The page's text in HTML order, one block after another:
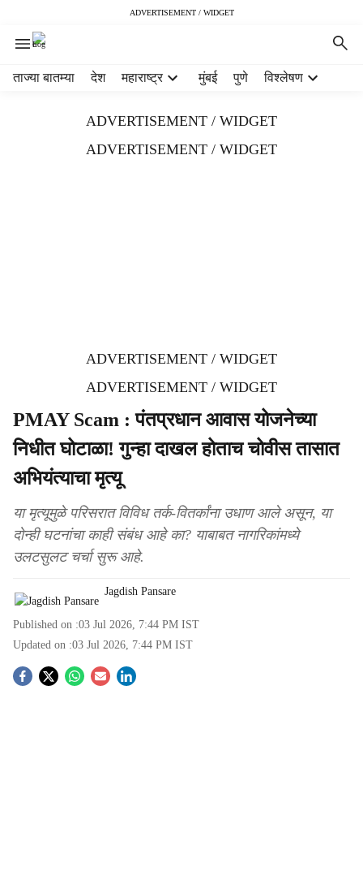
ADVERTISEMENT / WIDGET
ताज्या बातम्या देश महाराष्ट्र मुंबई पुणे विश्लेषण
ADVERTISEMENT / WIDGET
ADVERTISEMENT / WIDGET
ADVERTISEMENT / WIDGET
ADVERTISEMENT / WIDGET
PMAY Scam : पंतप्रधान आवास योजनेच्या
निधीत घोटाळा! गुन्हा दाखल होताच चोवीस तासात
अभियंत्याचा मृत्यू
या मृत्यूमुळे परिसरात विविध तर्क-वितर्कांना उधाण आले असून, या
दोन्ही घटनांचा काही संबंध आहे का? याबाबत नागरिकांमध्ये
उलटसुलट चर्चा सुरू आहे.
Jagdish Pansare
Published on :03 Jul 2026, 7:44 PM IST
Updated on :03 Jul 2026, 7:44 PM IST
S